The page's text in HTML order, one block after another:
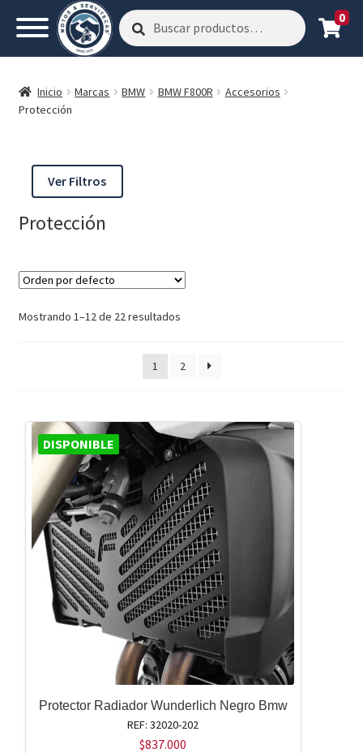
Buscar
por:
Buscar 0
Inicio Marcas BMW BMW F800R
Accesorios
Protección
Ver Filtros
Protección
Mostrando 1–12 de 22 resultados
1 2
DISPONIBLE
Protector Radiador Wunderlich Negro Bmw
REF: 32020-202
$837.000